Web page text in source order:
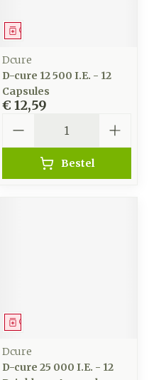
Geneesmiddel
Dcure
D-cure 12 500 I.E. - 12
Capsules
€ 12,59
Bestel
Geneesmiddel
Dcure
D-cure 25 000 I.E. - 12